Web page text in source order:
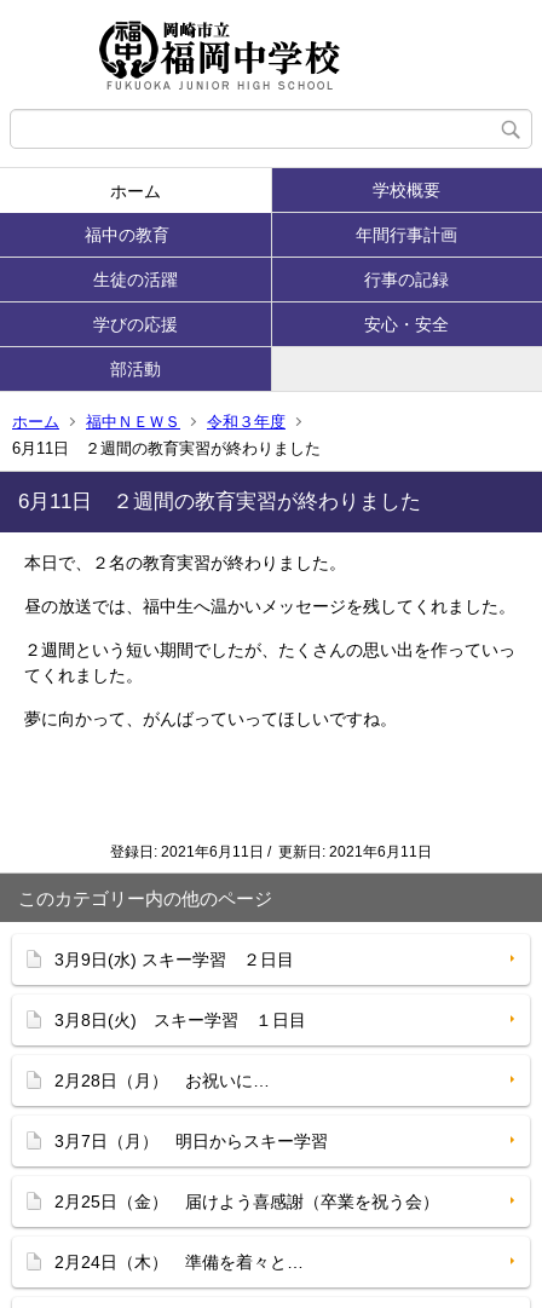
ホーム 学校概要
福中の教育 年間行事計画
生徒の活躍 行事の記録
学びの応援 安心・安全
部活動
ホーム 福中ＮＥＷＳ
令和３年度
6月11日 ２週間の教育実習が終わりました
6月11日 ２週間の教育実習が終わりました
本日で、２名の教育実習が終わりました。
昼の放送では、福中生へ温かいメッセージを残してくれました。
２週間という短い期間でしたが、たくさんの思い出を作っていっ
てくれました。
夢に向かって、がんばっていってほしいですね。
登録日: 2021年6月11日 / 更新日: 2021年6月11日
このカテゴリー内の他のページ
3月9日(水) スキー学習 ２日目
3月8日(火) スキー学習 １日目
2月28日（月） お祝いに…
3月7日（月） 明日からスキー学習
2月25日（金） 届けよう喜感謝（卒業を祝う会）
2月24日（木） 準備を着々と…